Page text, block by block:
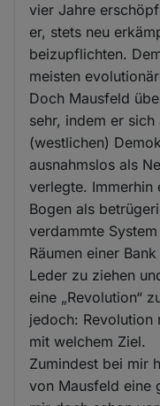
vier Jahre
er, stets neu
beizupflichten.
meisten
Doch Mausfeld
sehr, indem er
(westlichen)
ausnahmslos als
verlegte. Immerhin
Bogen als
verdammte
Räumen einer
Leder zu ziehen
eine „Revolution“
jedoch: Revolution
mit welchem Ziel.
Zumindest bei mir
von Mausfeld eine